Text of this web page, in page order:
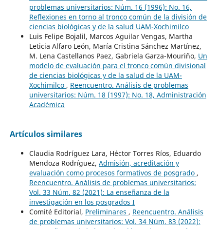
problemas universitarios: Núm. 16 (1996): No. 16,
Reflexiones en torno al tronco común de la división de
ciencias biológicas y de la salud UAM-Xochimilco
Luis Felipe Bojalil, Marcos Aguilar Vengas, Martha
Leticia Alfaro León, María Cristina Sánchez Martínez,
M. Lena Castellanos Paez, Gabriela Garza-Mouriño, Un
modelo de evaluación para el tronco común divisional
de ciencias biológicas y de la salud de la UAM-
Xochimilco , Reencuentro. Análisis de problemas
universitarios: Núm. 18 (1997): No. 18, Administración
Académica
Artículos similares
Claudia Rodríguez Lara, Héctor Torres Ríos, Eduardo
Mendoza Rodríguez, Admisión, acreditación y
evaluación como procesos formativos de posgrado ,
Reencuentro. Análisis de problemas universitarios:
Vol. 33 Núm. 82 (2021): La enseñanza de la
investigación en los posgrados I
Comité Editorial, Preliminares , Reencuentro. Análisis
de problemas universitarios: Vol. 34 Núm. 83 (2022):